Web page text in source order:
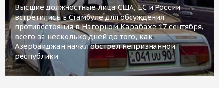
Высшие должностные лица США, ЕС и России
встретились в Стамбуле для обсуждения
противостояния в Нагорном Карабахе 17 сентября,
всего за несколько дней до того, как
Азербайджан начал обстрел непризнанной
республики